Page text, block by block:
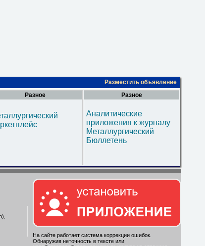
Разместить объявление
Разное Разное
Аналитические
приложения к журналу
Металлургический
Бюллетень
На сайте работает система коррекции ошибок.
Обнаружив неточность в тексте или